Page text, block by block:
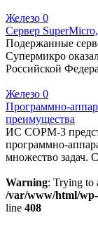
Железо 0
Сервер
Подержанные
Супермикро
Российской
Железо 0
Программно-
преимущества
ИС СОРМ-3
программно-
множество задач.
Warning: Trying to
/var/www/html/
line 408